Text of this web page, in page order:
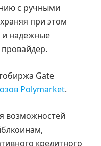
с ручными
при этом
и надежные
Gate
Polymarket.
возможностей
кредитного